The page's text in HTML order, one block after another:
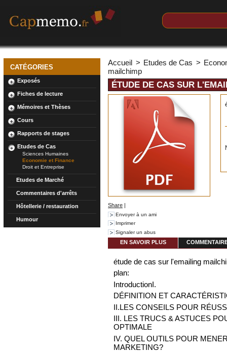
CATÉGORIES
Exposés
Fiches de lecture
Mémoires et Thèses
Cours
Rapports de stages
Etudes de Cas
Sciences Humaines
Economie et Finance
Droit et Entreprise
Etudes de Marché
Commentaires d'arrêts
Hôtellerie / restauration
Humour
Accueil > Etudes de Cas >
mailchimp
ÉTUDE DE CAS SUR
Share |
Envoyer à un ami
Imprimer
Signaler un abus
EN SAVOIR PLUS
étude de cas sur l'emailing
plan:
IntroductionI.
DÉFINITION ET
II.LES CONSEILS POUR
III. LES TRUCS & ASTUCES
OPTIMALE
IV. QUEL OUTILS POUR
MARKETING?